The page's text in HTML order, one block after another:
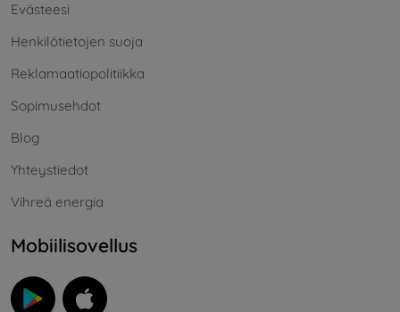
Evästeesi
Henkilötietojen suoja
Reklamaatiopolitiikka
Sopimusehdot
Blog
Yhteystiedot
Vihreä energia
Mobiilisovellus